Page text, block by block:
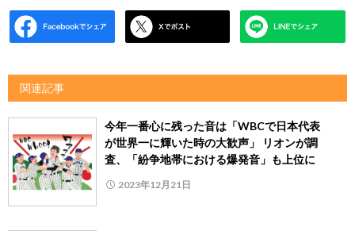
関連記事
今年一番心に残った音は「WBCで日本代表
が世界一に輝いた時の大歓声」 リオンが調
査、「紛争地帯における爆発音」も上位に
2023年12月21日